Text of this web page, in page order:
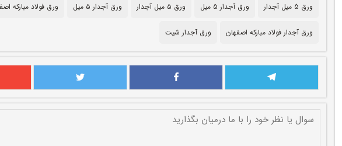
ورق 5 میل آجدار ورق آجدار 5 میل ورق ۵ میل آجدار ورق آجدار ۵ میل ورق فولاد مبارکه
ورق آجدار فولاد مبارکه اصفهان ورق آجدار شیت